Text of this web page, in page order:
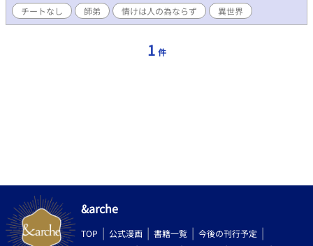
チートなし
師弟 情けは人の為ならず 異世界
1 件
&arche
TOP 公式漫画 書籍一覧
今後の刊行予定